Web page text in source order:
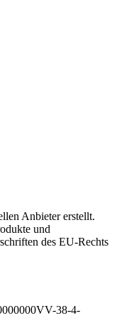
Anbieter erstellt.
und
des EU-Rechts
38-4-